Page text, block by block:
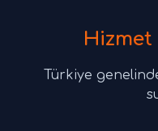
Türkiye